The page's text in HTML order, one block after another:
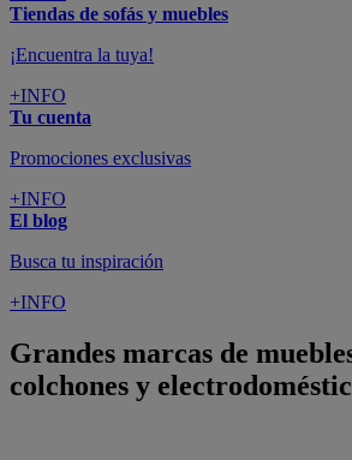
Tiendas de sofás y muebles
¡Encuentra la tuya!
+INFO
Tu cuenta
Promociones exclusivas
+INFO
El blog
Busca tu inspiración
+INFO
Grandes marcas de
colchones y